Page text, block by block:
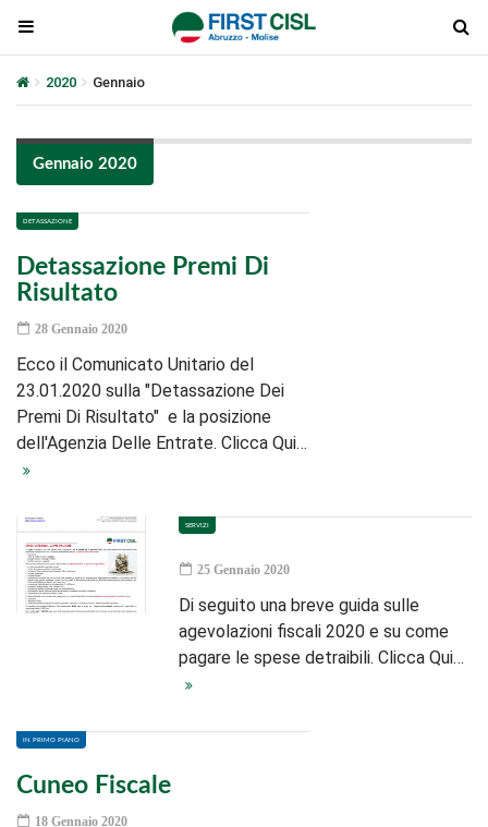
2020 Gennaio
Gennaio 2020
DETASSAZIONE
Detassazione Premi Di
Risultato
28 Gennaio 2020
Ecco il Comunicato Unitario del
23.01.2020 sulla "Detassazione Dei
Premi Di Risultato" e la posizione
dell'Agenzia Delle Entrate. Clicca Qui…
SERVIZI
25 Gennaio 2020
Di seguito una breve guida sulle
agevolazioni fiscali 2020 e su come
pagare le spese detraibili. Clicca Qui…
IN PRIMO PIANO
Cuneo Fiscale
18 Gennaio 2020